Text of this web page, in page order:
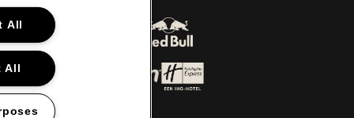
naar de website van Coca-Cola
Lillet in off-white
de website van Croky
Ga naar de website van Holiday Inn
All
All